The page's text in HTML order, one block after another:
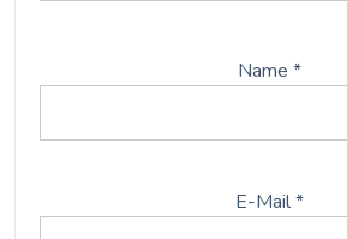
Name *
E-Mail*